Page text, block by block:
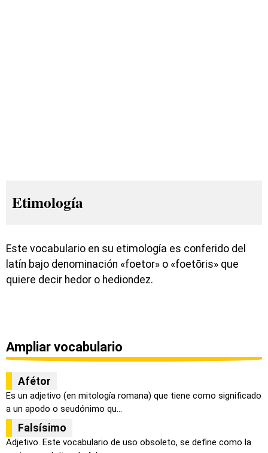
Etimología
Este vocabulario en su etimología es conferido del
latín bajo denominación «foetor» o «foetōris» que
quiere decir hedor o hediondez.
Ampliar vocabulario
Afétor
Es un adjetivo (en mitología romana) que tiene como significado
a un apodo o seudónimo qu...
Falsísimo
Adjetivo. Este vocabulario de uso obsoleto, se define como la